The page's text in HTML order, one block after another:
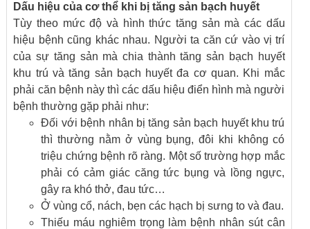
Dấu hiệu của cơ thể khi bị tăng sản bạch huyết
Tùy theo mức độ và hình thức tăng sản mà các dấu
hiệu bệnh cũng khác nhau. Người ta căn cứ vào vị trí
của sự tăng sản mà chia thành tăng sản bạch huyết
khu trú và tăng sản bạch huyết đa cơ quan. Khi mắc
phải căn bệnh này thì các dấu hiệu điển hình mà người
bệnh thường gặp phải như:
Đối với bệnh nhân bị tăng sản bạch huyết khu trú
thì thường nằm ở vùng bụng, đôi khi không có
triệu chứng bệnh rõ ràng. Một số trường hợp mắc
phải có cảm giác căng tức bụng và lồng ngực,
gây ra khó thở, đau tức…
Ở vùng cổ, nách, bẹn các hạch bị sưng to và đau.
Thiếu máu nghiêm trọng làm bệnh nhân sút cân